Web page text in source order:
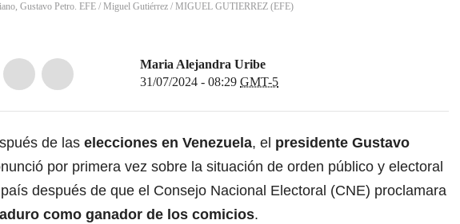
Gustavo Petro. EFE / Miguel Gutiérrez / MIGUEL GUTIERREZ (EFE)
Maria Alejandra Uribe
31/07/2024 - 08:29 GMT-5
de las elecciones en Venezuela, el presidente Gustavo
por primera vez sobre la situación de orden público y electoral
después de que el Consejo Nacional Electoral (CNE) proclamara
como ganador de los comicios.